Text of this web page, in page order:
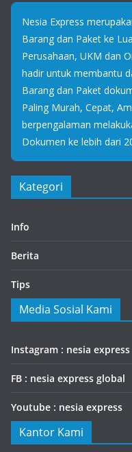
Nesia Express
Barang dan Paket ke
Perusahaan, UKM dan
hadir untuk membantu
Barang dan Paket
Paling Murah, Cepat,
berpengalaman
Dokumen ke lebih dari
Kategori
Info
Berita
Tips
Media Sosial Kami
Instagram : nesia express
FB : nesia express global
Youtube : nesia express
Kantor Kami